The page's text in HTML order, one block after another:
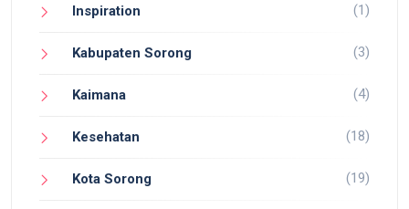
Inspiration (1)
Kabupaten Sorong (3)
Kaimana (4)
Kesehatan (18)
Kota Sorong (19)